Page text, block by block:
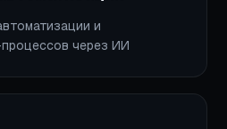
и
через ИИ